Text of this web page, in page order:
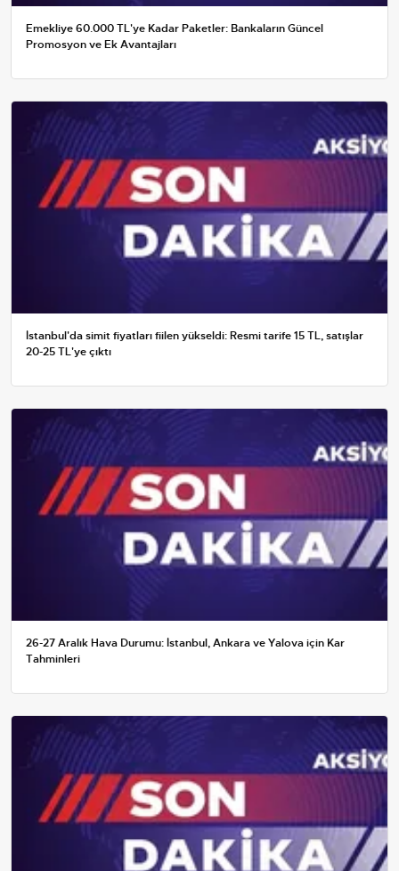
Emekliye 60.000 TL'ye Kadar Paketler: Bankaların Güncel
Promosyon ve Ek Avantajları
İstanbul'da simit fiyatları fiilen yükseldi: Resmi tarife 15 TL, satışlar
20-25 TL'ye çıktı
26-27 Aralık Hava Durumu: İstanbul, Ankara ve Yalova için Kar
Tahminleri